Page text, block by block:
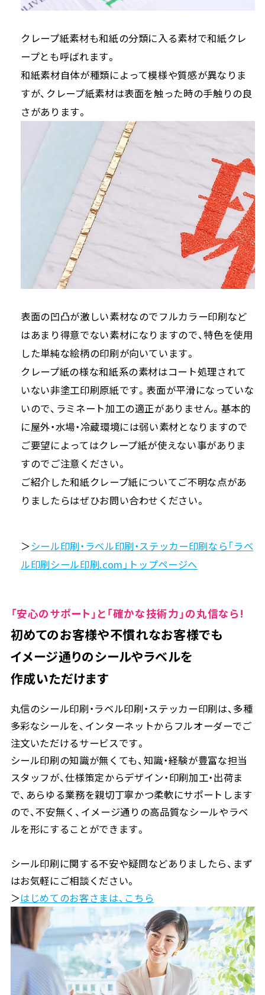
クレープ紙素材も和紙の分類に入る素材で和紙クレ
ープとも呼ばれます。
和紙素材自体が種類によって模様や質感が異なりま
すが、クレープ紙素材は表面を触った時の手触りの良
さがあります。
表面の凹凸が激しい素材なのでフルカラー印刷など
はあまり得意でない素材になりますので、特色を使用
した単純な絵柄の印刷が向いています。
クレープ紙の様な和紙系の素材はコート処理されて
いない非塗工印刷原紙です。表面が平滑になっていな
いので、ラミネート加工の適正がありません。基本的
に屋外・水場・冷蔵環境には弱い素材となりますので
ご要望によってはクレープ紙が使えない事がありま
すのでご注意ください。
ご紹介した和紙クレープ紙についてご不明な点があ
りましたらはぜひお問い合わせください。
＞シール印刷・ラベル印刷・ステッカー印刷なら「ラベ
ル印刷シール印刷.com」トップページへ
「安心のサポート」と「確かな技術力」の丸信なら!
初めてのお客様や不慣れなお客様でも
イメージ通りのシールやラベルを
作成いただけます
丸信のシール印刷・ラベル印刷・ステッカー印刷は、多種
多彩なシールを、インターネットからフルオーダーでご
注文いただけるサービスです。
シール印刷の知識が無くても、知識・経験が豊富な担当
スタッフが、仕様策定からデザイン・印刷加工・出荷ま
で、あらゆる業務を親切丁寧かつ柔軟にサポートします
ので、不安無く、イメージ通りの高品質なシールやラベ
ルを形にすることができます。
シール印刷に関する不安や疑問などありましたら、まず
はお気軽にご相談ください。
＞はじめてのお客さまは、こちら